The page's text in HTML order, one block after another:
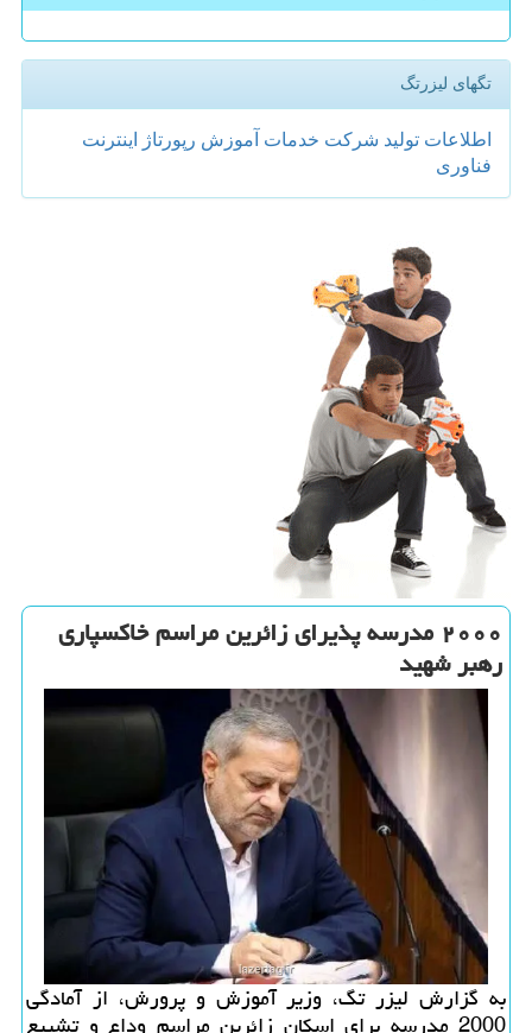
تگهای لیزرتگ
اطلاعات تولید شركت خدمات آموزش رپورتاژ
اینترنت
فناوری
۲۰۰۰ مدرسه پذیرای زائرین مراسم خاکسپاری
رهبر شهید
به گزارش لیزر تگ، وزیر آموزش و پرورش، از آمادگی